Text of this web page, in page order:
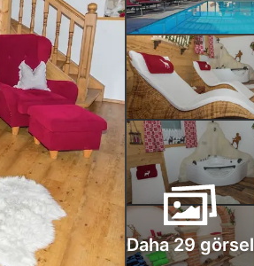
Daha 29 görsel